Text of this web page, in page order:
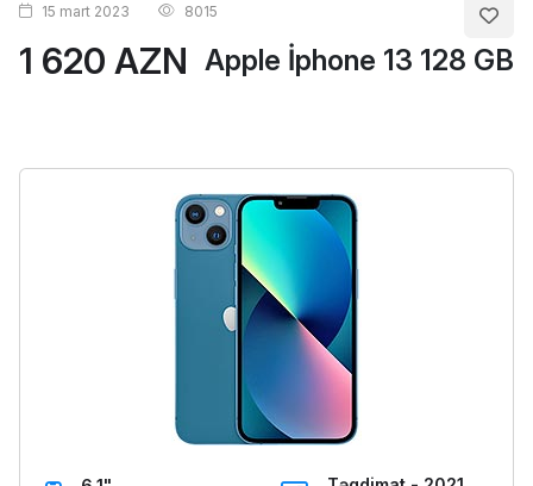
1 620 AZN Apple İphone 13 128 GB
15 mart 2023 8015